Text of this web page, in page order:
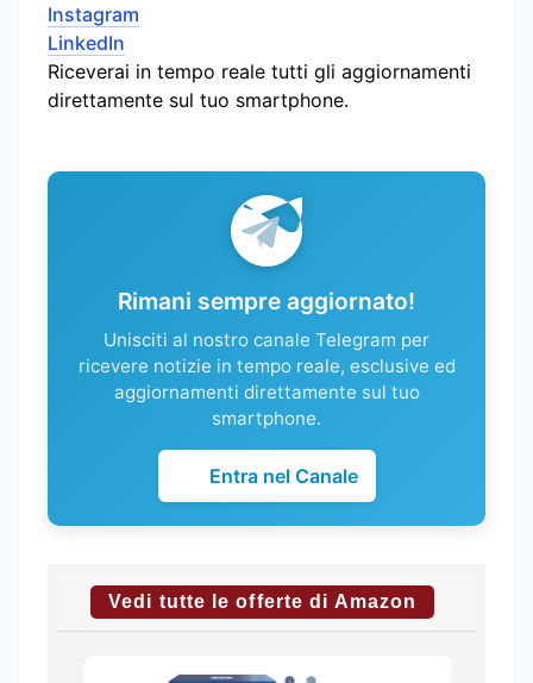
Instagram
LinkedIn
Riceverai in tempo reale tutti gli aggiornamenti
direttamente sul tuo smartphone.
Rimani sempre aggiornato!
Unisciti al nostro canale Telegram per
ricevere notizie in tempo reale, esclusive ed
aggiornamenti direttamente sul tuo
smartphone.
Entra nel Canale